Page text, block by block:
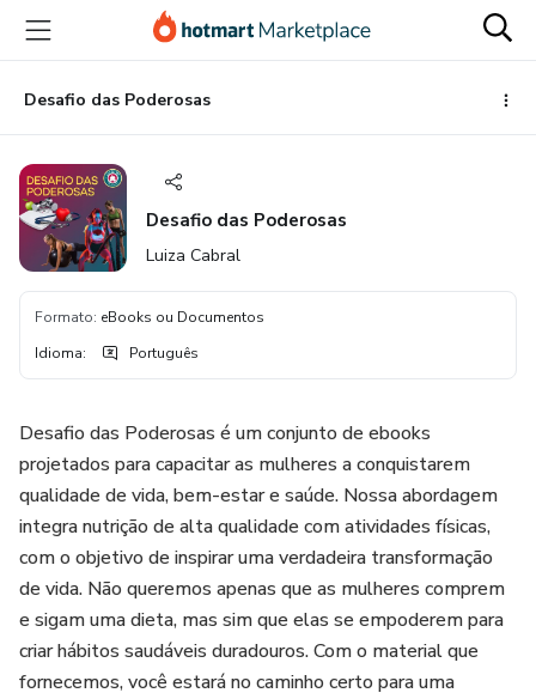
para
conteúdo
principal
para
pagamento
para
rodapé
Desafio das Poderosas
Desafio das Poderosas
Luiza Cabral
Formato: eBooks ou Documentos
Idioma: Português
Desafio das Poderosas é um conjunto de ebooks
projetados para capacitar as mulheres a conquistarem
qualidade de vida, bem-estar e saúde. Nossa abordagem
integra nutrição de alta qualidade com atividades físicas,
com o objetivo de inspirar uma verdadeira transformação
de vida. Não queremos apenas que as mulheres comprem
e sigam uma dieta, mas sim que elas se empoderem para
criar hábitos saudáveis duradouros. Com o material que
fornecemos, você estará no caminho certo para uma